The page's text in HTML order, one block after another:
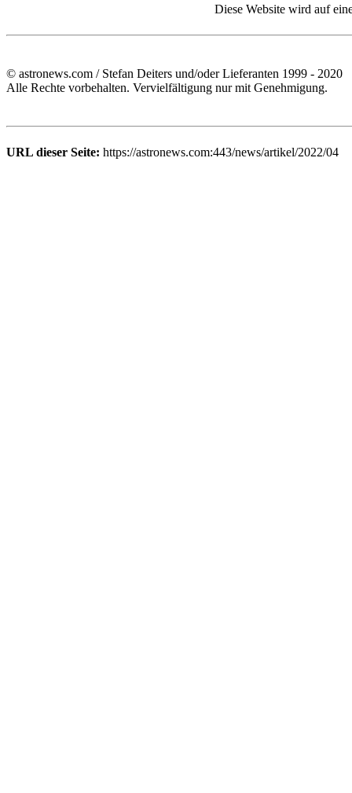
Diese Website wird auf
© astronews.com / Stefan Deiters und/oder Lieferanten 1999 - 2020
Alle Rechte vorbehalten. Vervielfältigung nur mit Genehmigung.
URL dieser Seite: https://astronews.com:443/news/artikel/2022/04